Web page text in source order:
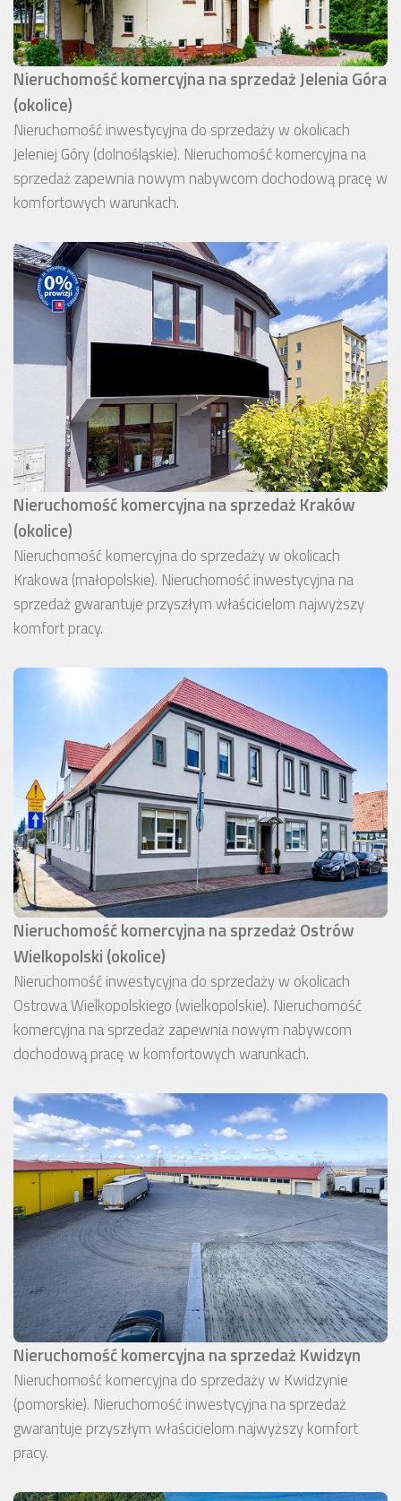
Nieruchomość komercyjna na sprzedaż Jelenia Góra
(okolice)
Nieruchomość inwestycyjna do sprzedaży w okolicach
Jeleniej Góry (dolnośląskie). Nieruchomość komercyjna na
sprzedaż zapewnia nowym nabywcom dochodową pracę w
komfortowych warunkach.
Nieruchomość komercyjna na sprzedaż Kraków
(okolice)
Nieruchomość komercyjna do sprzedaży w okolicach
Krakowa (małopolskie). Nieruchomość inwestycyjna na
sprzedaż gwarantuje przyszłym właścicielom najwyższy
komfort pracy.
Nieruchomość komercyjna na sprzedaż Ostrów
Wielkopolski (okolice)
Nieruchomość inwestycyjna do sprzedaży w okolicach
Ostrowa Wielkopolskiego (wielkopolskie). Nieruchomość
komercyjna na sprzedaż zapewnia nowym nabywcom
dochodową pracę w komfortowych warunkach.
Nieruchomość komercyjna na sprzedaż Kwidzyn
Nieruchomość komercyjna do sprzedaży w Kwidzynie
(pomorskie). Nieruchomość inwestycyjna na sprzedaż
gwarantuje przyszłym właścicielom najwyższy komfort
pracy.